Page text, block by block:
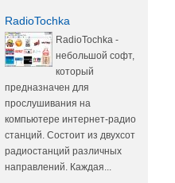
RadioTochka
RadioTochka -
небольшой софт,
который
предназначен для
прослушивания на
компьютере интернет-радио
станций. Состоит из двухсот
радиостанций различных
направлений. Каждая...